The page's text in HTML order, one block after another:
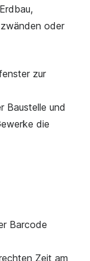
oder
zur
Baustelle und
die
Barcode
Zeit am